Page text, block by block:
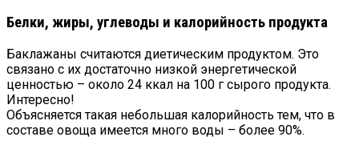
Белки, жиры, углеводы и калорийность продукта
Баклажаны считаются диетическим продуктом. Это
связано с их достаточно низкой энергетической
ценностью – около 24 ккал на 100 г сырого продукта.
Интересно!
Объясняется такая небольшая калорийность тем, что в
составе овоща имеется много воды – более 90%.